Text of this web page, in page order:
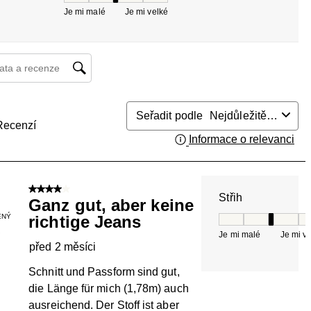
Je mi malé Je mi velké
a recenzí – oblast vyhledávání
Seřadit podle
Nejdůležitější
Informace o relevanci
4 z 5 hvězdiček.
Ganz gut, aber keine
richtige Jeans
před 2 měsíci
Schnitt und Passform sind gut,
die Länge für mich (1,78m) auch
ausreichend. Der Stoff ist aber
Střih
Je mi malé Je mi